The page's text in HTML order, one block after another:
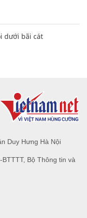
dưới bãi cát
Duy Hưng Hà Nội
Bộ Thông tin và